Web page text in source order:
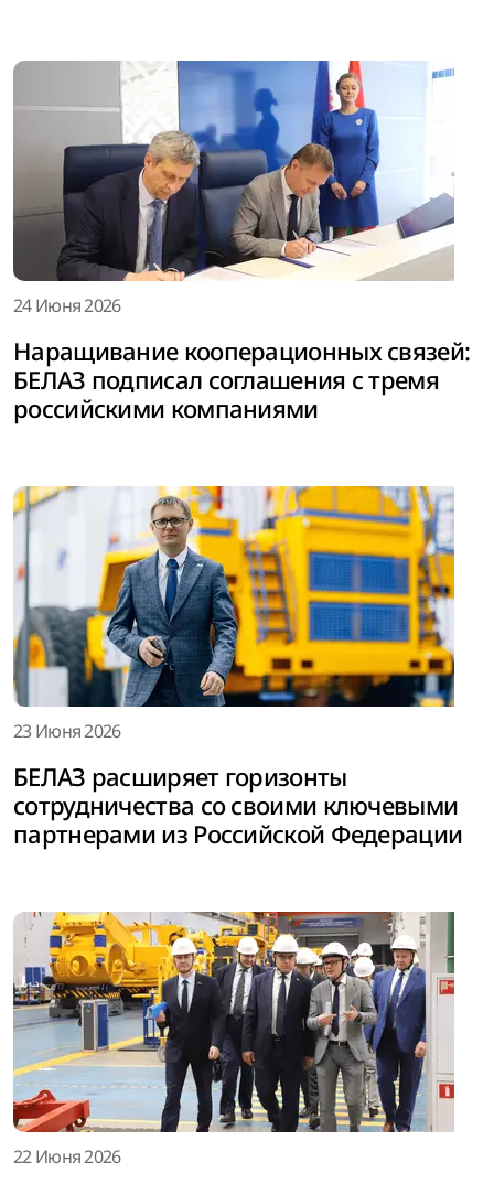
24 Июня 2026
Наращивание кооперационных связей:
БЕЛАЗ подписал соглашения с тремя
российскими компаниями
23 Июня 2026
БЕЛАЗ расширяет горизонты
сотрудничества со своими ключевыми
партнерами из Российской Федерации
22 Июня 2026